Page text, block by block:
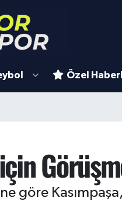
Özel
göre